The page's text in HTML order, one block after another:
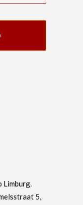
Limburg.
5,